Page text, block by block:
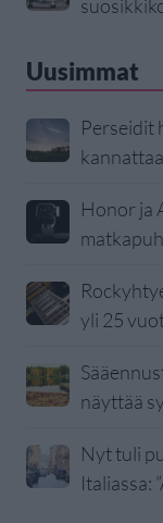
Uusimmat
Perseidit
Honor ja
yli 25
näyttää
Nyt tuli
Italiassa: